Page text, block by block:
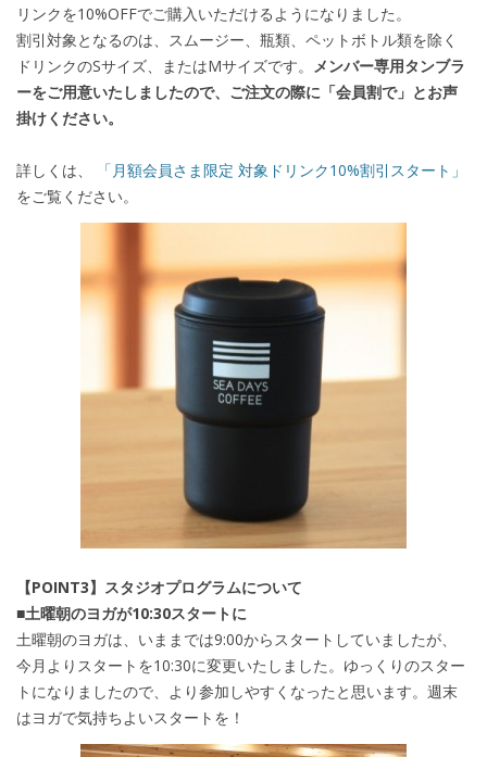
リンクを10%OFFでご購入いただけるようになりました。
割引対象となるのは、スムージー、瓶類、ペットボトル類を除く
ドリンクのSサイズ、またはMサイズです。
メンバー専用タンブラ
ーをご用意いたしましたので、ご注文の際に「会員割で」とお声
掛けください。
詳しくは、
「月額会員さま限定 対象ドリンク10%割引スタート」
をご覧ください。
【POINT3】スタジオプログラムについて
■土曜朝のヨガが10:30スタートに
土曜朝のヨガは、いままでは9:00からスタートしていましたが、
今月よりスタートを10:30に変更いたしました。ゆっくりのスター
トになりましたので、より参加しやすくなったと思います。週末
はヨガで気持ちよいスタートを！